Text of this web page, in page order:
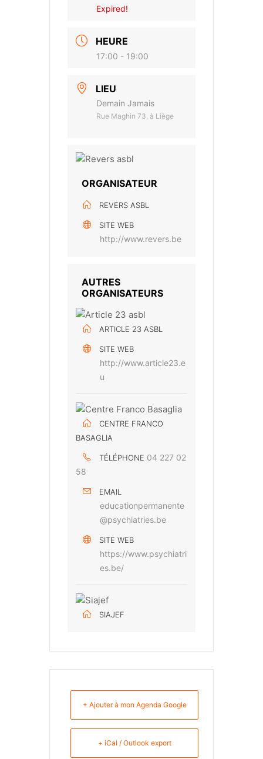
Expired!
HEURE
17:00 - 19:00
LIEU
Demain Jamais
Rue Maghin 73, à Liège
ORGANISATEUR
REVERS ASBL
SITE WEB
http://www.revers.be
AUTRES
ORGANISATEURS
ARTICLE 23 ASBL
SITE WEB
http://www.article23.e
u
CENTRE FRANCO
BASAGLIA
TÉLÉPHONE 04 227 02
58
EMAIL
educationpermanente
@psychiatries.be
SITE WEB
https://www.psychiatri
es.be/
SIAJEF
+ Ajouter à mon Agenda Google
+ iCal / Outlook export